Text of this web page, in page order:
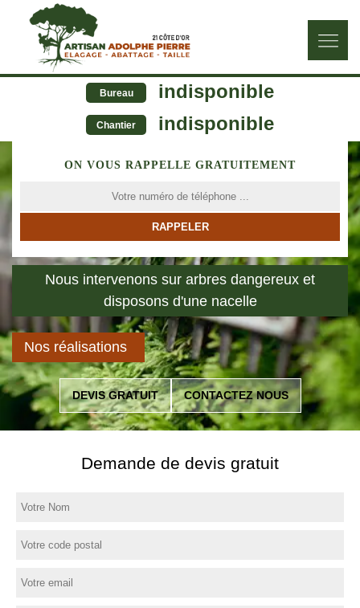
Bureau indisponible
Chantier indisponible
ON VOUS RAPPELLE GRATUITEMENT
Nous intervenons sur arbres dangereux et
disposons d'une nacelle
Nos réalisations
DEVIS GRATUIT CONTACTEZ NOUS
Demande de devis gratuit